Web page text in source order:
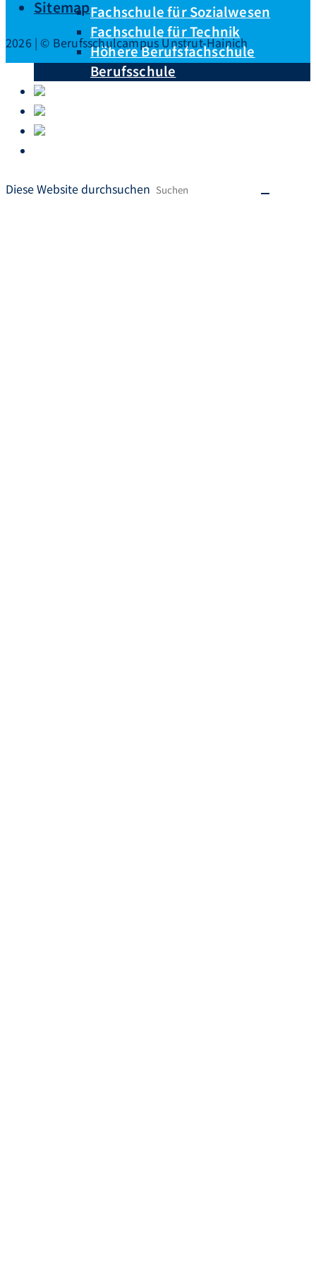
Fachschule für Sozialwesen
Fachschule für Technik
Höhere Berufsfachschule
Berufsschule
Diese Website durchsuchen
Sitemap
2026 | © Berufsschulcampus Unstrut-Hainich